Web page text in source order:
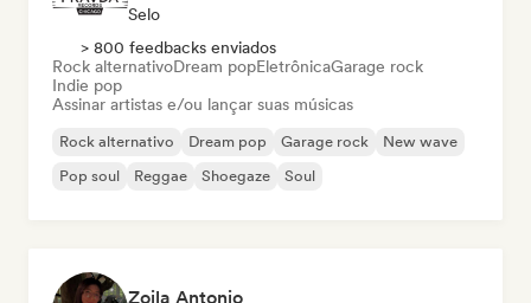
Selo
> 800 feedbacks enviados
Rock alternativoDream popEletrônicaGarage rock
Indie pop
Assinar artistas e/ou lançar suas músicas
Rock alternativo Dream pop Garage rock
New wave
Pop soul
Reggae Shoegaze Soul
Zoila Antonio